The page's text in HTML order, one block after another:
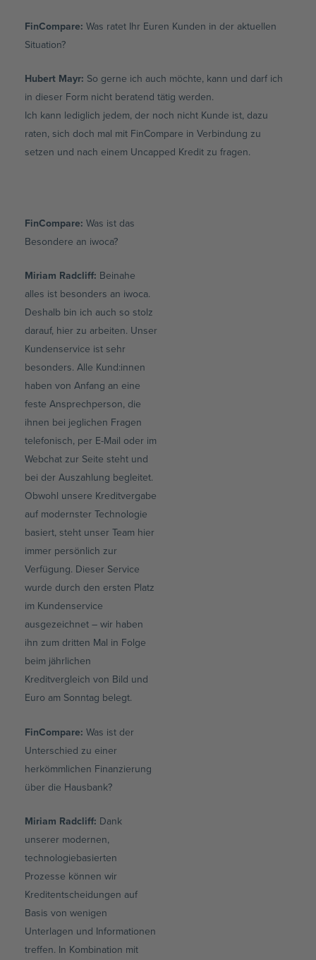
FinCompare:Was ratet Ihr Euren Kunden in der aktuellen
Situation?
Hubert Mayr: So gerne ich auch möchte, kann und darf ich
in dieser Form nicht beratend tätig werden.
Ich kann lediglich jedem, der noch nicht Kunde ist, dazu
raten, sich doch mal mit FinCompare in Verbindung zu
setzen und nach einem Uncapped Kredit zu fragen.
FinCompare: Was ist das
Besondere an iwoca?
Miriam Radcliff: Beinahe
alles ist besonders an iwoca.
Deshalb bin ich auch so stolz
darauf, hier zu arbeiten. Unser
Kundenservice ist sehr
besonders. Alle Kund:innen
haben von Anfang an eine
feste Ansprechperson, die
ihnen bei jeglichen Fragen
telefonisch, per E-Mail oder im
Webchat zur Seite steht und
bei der Auszahlung begleitet.
Obwohl unsere Kreditvergabe
auf modernster Technologie
basiert, steht unser Team hier
immer persönlich zur
Verfügung. Dieser Service
wurde durch den ersten Platz
im Kundenservice
ausgezeichnet – wir haben
ihn zum dritten Mal in Folge
beim jährlichen
Kreditvergleich von Bild und
Euro am Sonntag belegt.
FinCompare:Was ist der
Unterschied zu einer
herkömmlichen Finanzierung
über die Hausbank?
Miriam Radcliff: Dank
unserer modernen,
technologiebasierten
Prozesse können wir
Kreditentscheidungen auf
Basis von wenigen
Unterlagen und Informationen
treffen. In Kombination mit